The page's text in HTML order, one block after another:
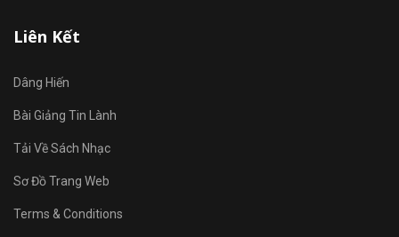
Liên Kết
Dâng Hiến
Bài Giảng Tin Lành
Tải Về Sách Nhạc
Sơ Đồ Trang Web
Terms & Conditions